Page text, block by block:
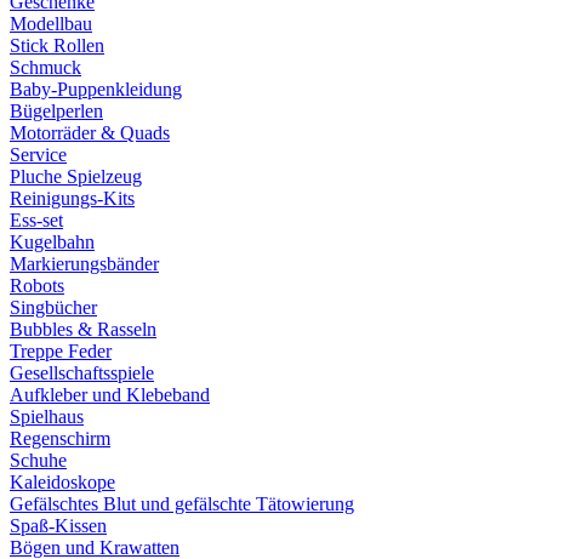
Modellbau
Stick Rollen
Schmuck
Baby-Puppenkleidung
Bügelperlen
Motorräder & Quads
Service
Pluche Spielzeug
Reinigungs-Kits
Ess-set
Kugelbahn
Markierungsbänder
Robots
Singbücher
Bubbles & Rasseln
Treppe Feder
Gesellschaftsspiele
Aufkleber und Klebeband
Spielhaus
Regenschirm
Schuhe
Kaleidoskope
Gefälschtes Blut und gefälschte Tätowierung
Spaß-Kissen
Bögen und Krawatten